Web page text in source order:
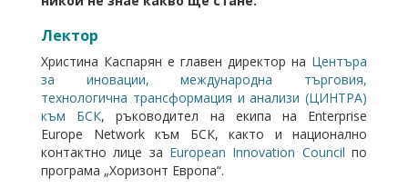
Лектор
Христина Каспарян е главен директор на Центъра
за иновации, международна търговия,
технологична трансформация и анализи (ЦИНТРА)
към БСК, ръководител на екипа на Enterprise
Europe Network към БСК, както и национално
контактно лице за European Innovation Council по
програма „Хоризонт Европа“.